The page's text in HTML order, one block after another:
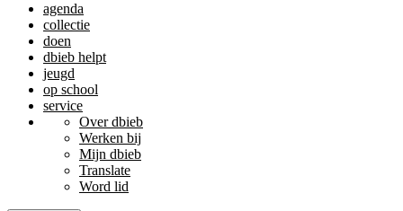
agenda
collectie
doen
dbieb helpt
jeugd
op school
service
Over dbieb
Werken bij
Mijn dbieb
Translate
Word lid